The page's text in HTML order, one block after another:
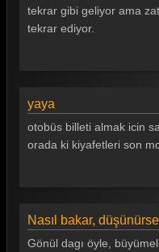
Gönül Dağı 43. Bölüm
Gönül Dağı 42. Bölüm
Gönül Dağı 39. Bölüm
Gönül Dağı 38. Bölüm
Gönül Dağı 36. Bölüm
Gönül Dağı 35. Bölüm
tekrar gibi geliyor ama
tekrar ediyor.
yaya
otobüs billeti almak icin
orada ki kiyafetleri son
Nasıl bakar,
Gönül dagı öyle,